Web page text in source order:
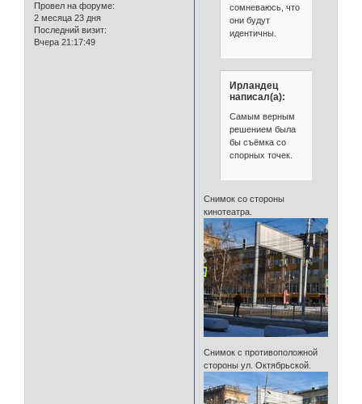
Провел на форуме:
2 месяца 23 дня
Последний визит:
Вчера 21:17:49
сомневаюсь, что
они будут
идентичны.
Ирландец
написал(а):
Самым верным
решением была
бы съёмка со
спорных точек.
Снимок со стороны
кинотеатра.
Снимок с противоположной
стороны ул. Октябрьской.